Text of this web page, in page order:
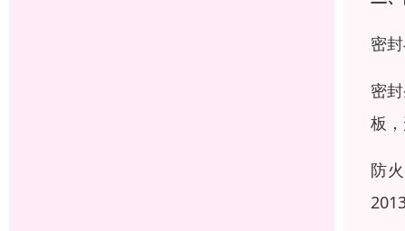
密
密
板
防